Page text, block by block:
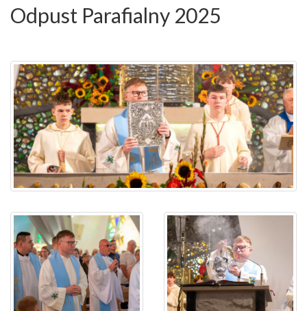
Odpust Parafialny 2025